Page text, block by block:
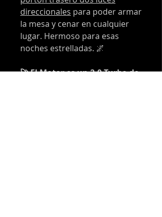
direccionales para poder armar
la mesa y cenar en cualquier
lugar. Hermoso para esas
noches estrelladas. 🌌
🚀 El Motor es un 2.0 Turbo de